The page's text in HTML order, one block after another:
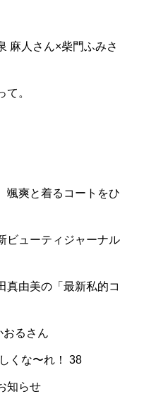
人さん×柴門ふみさ
。
颯爽と着るコートをひ
ューティジャーナル
由美の「最新私的コ
るさん
くな〜れ！ 38
知らせ